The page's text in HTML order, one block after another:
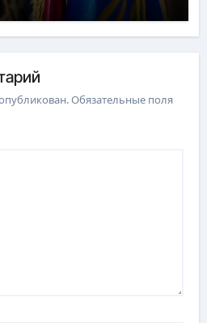
Обязательные поля